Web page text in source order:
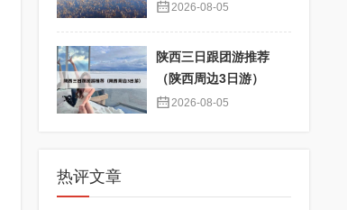
2026-08-05
陕西三日跟团游推荐
（陕西周边3日游）
2026-08-05
热评文章